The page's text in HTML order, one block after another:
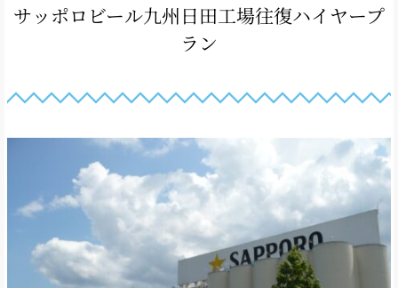
サッポロビール九州日田工場往復ハイヤープ
ラン